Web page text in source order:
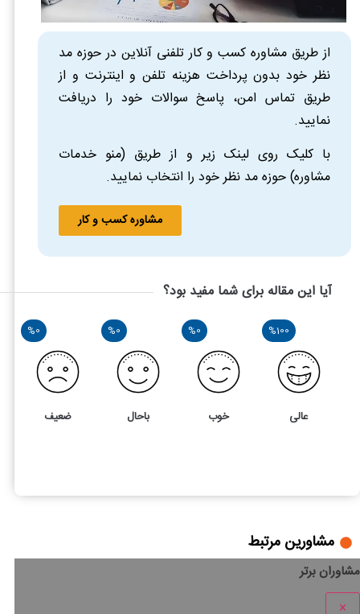
از طریق مشاوره کسب و کار تلفنی آنلاین در حوزه مد
نظر خود بدون پرداخت هزینه تلفن و اینترنت و از
طریق تماس امن، پاسخ سوالات خود را دریافت
نمایید.
با کلیک روی لینک زیر و از طریق (منو خدمات
مشاوره) حوزه مد نظر خود را انتخاب نمایید.
مشاوره کسب و کار
آیا این مقاله برای شما مفید بود؟
%100
عالی
%0
خوب
%0
باحال
%0
ضعیف
مشاورین مرتبط
مشاوران برتر
×